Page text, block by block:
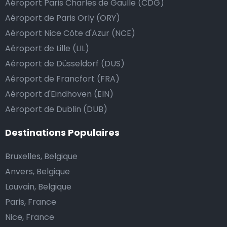
le prix de la course au montant supérieur, ou de dire
au chauffeur de ne pas rendre la monnaie après lui
avoir donné un billet plus élevé que le prix de la
course.
Combien coûte une navette d’aéroport à
Potenza?
L’un des plus gros avantages des transports
pour votre navette.
Contrairement aux taxis traditionnels, nous n’ajoutons
pas de frais supplémentaires au prix d’une course en
chercher ou pour l’attente si votre vol a du retard.
Aéroport Paris Charles de Gaulle (CDG)
Aéroport de Paris Orly (ORY)
Aéroport Nice Côte d'Azur (NCE)
Aéroport de Lille (LIL)
Aéroport de Düsseldorf (DUS)
Aéroport de Francfort (FRA)
Aéroport d'Eindhoven (EIN)
Aéroport de Dublin (DUB)
Destinations Populaires
Bruxelles, Belgique
Anvers, Belgique
Louvain, Belgique
Paris, France
Nice, France